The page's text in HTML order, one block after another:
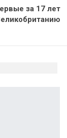
за 17 лет